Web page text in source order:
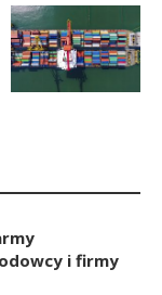
i firmy